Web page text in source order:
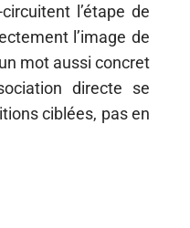
l’étape de
l’image de
mot aussi concret
directe se
ciblées, pas en